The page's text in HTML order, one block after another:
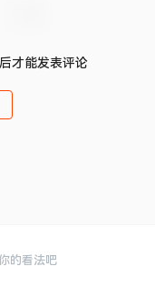
才能发表评论
的看法吧